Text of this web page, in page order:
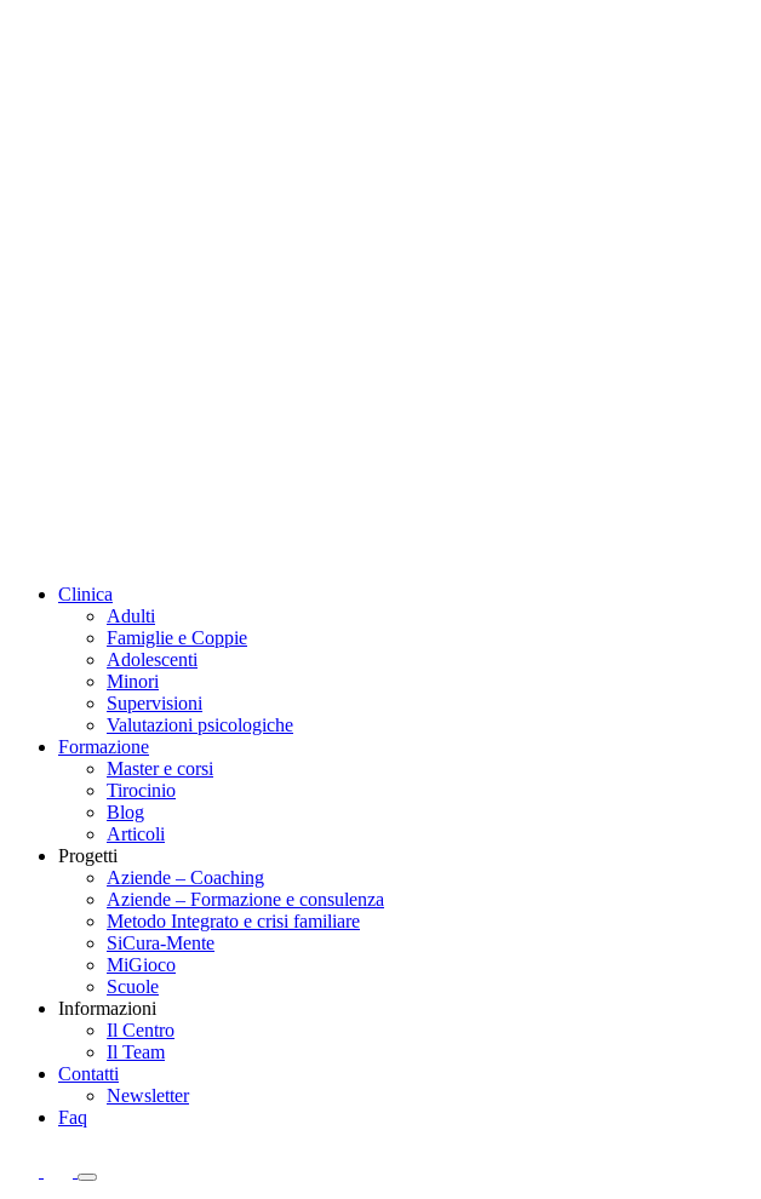
Clinica
Adulti
Famiglie e Coppie
Adolescenti
Minori
Supervisioni
Valutazioni psicologiche
Formazione
Master e corsi
Tirocinio
Blog
Articoli
Progetti
Aziende – Coaching
Aziende – Formazione e consulenza
Metodo Integrato e crisi familiare
SiCura-Mente
MiGioco
Scuole
Informazioni
Il Centro
Il Team
Contatti
Newsletter
Faq